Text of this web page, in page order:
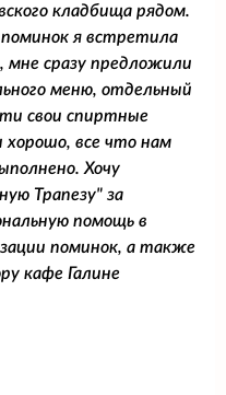
кладбища рядом.
поминок я встретила
мне сразу предложили
меню, отдельный
свои спиртные
все что нам
Хочу
Трапезу" за
помощь в
поминок, а также
кафе Галине